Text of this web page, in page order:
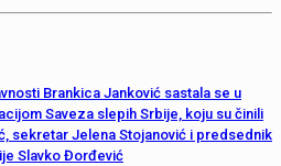
Brankica Janković sastala se u
Saveza slepih Srbije, koju su činili
sekretar Jelena Stojanović i predsednik
Slavko Đorđević